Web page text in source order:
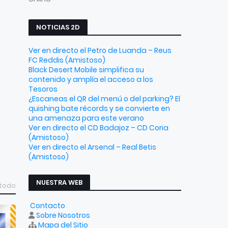
NOTICIAS 2D
Ver en directo el Petro de Luanda – Reus
FC Reddis (Amistoso)
Black Desert Mobile simplifica su
contenido y amplía el acceso a los
Tesoros
¿Escaneas el QR del menú o del parking? El
quishing bate récords y se convierte en
una amenaza para este verano
Ver en directo el CD Badajoz – CD Coria
(Amistoso)
Ver en directo el Arsenal – Real Betis
(Amistoso)
NUESTRA WEB
Contacto
Sobre Nosotros
Mapa del Sitio